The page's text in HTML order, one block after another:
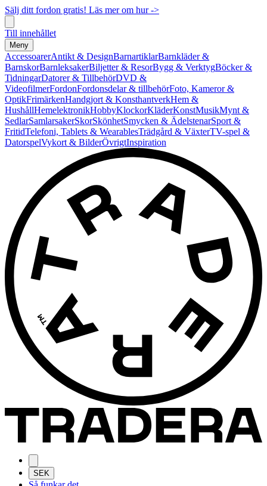
Sälj ditt fordon gratis! Läs mer om hur ->
Till innehållet
Meny
AccessoarerAntikt & DesignBarnartiklarBarnkläder &
BarnskorBarnleksakerBiljetter & ResorBygg & VerktygBöcker &
TidningarDatorer & TillbehörDVD &
VideofilmerFordonFordonsdelar & tillbehörFoto, Kameror &
OptikFrimärkenHandgjort & KonsthantverkHem &
HushållHemelektronikHobbyKlockorKläderKonstMusikMynt &
SedlarSamlarsakerSkorSkönhetSmycken & ÄdelstenarSport &
FritidTelefoni, Tablets & WearablesTrädgård & VäxterTV-spel &
DatorspelVykort & BilderÖvrigtInspiration
SEK